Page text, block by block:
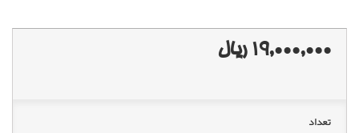
19,000,000 ریال
تعداد